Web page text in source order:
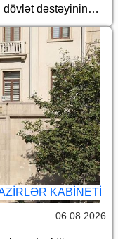
dəstəyinin
adından
təsdiq
410 nömrəli
Azərbaycan
yanvar tarixli 1957
haqqında”
2026-cı il 15
icrası ilə əlaqədar
bəzi
KABINETI
06.08.2026